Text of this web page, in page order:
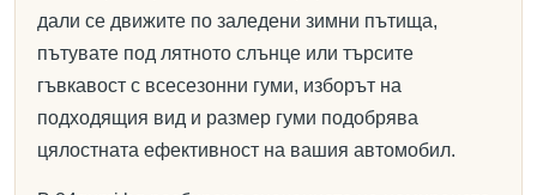
дали се движите по заледени зимни пътища,
пътувате под лятното слънце или търсите
гъвкавост с всесезонни гуми, изборът на
подходящия вид и размер гуми подобрява
цялостната ефективност на вашия автомобил.